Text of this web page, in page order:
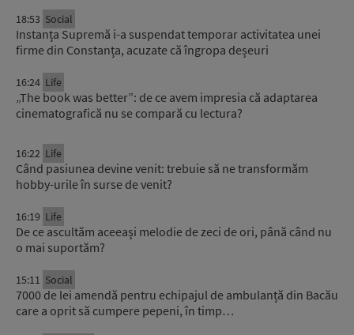
18:53 Social
Instanța Supremă i-a suspendat temporar activitatea unei
firme din Constanța, acuzate că îngropa deșeuri
16:24 Life
„The book was better”: de ce avem impresia că adaptarea
cinematografică nu se compară cu lectura?
16:22 Life
Când pasiunea devine venit: trebuie să ne transformăm
hobby-urile în surse de venit?
16:19 Life
De ce ascultăm aceeași melodie de zeci de ori, până când nu
o mai suportăm?
15:11 Social
7000 de lei amendă pentru echipajul de ambulanță din Bacău
care a oprit să cumpere pepeni, în timp…